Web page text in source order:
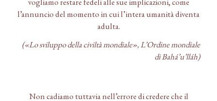
l’annuncio del momento in cui l’intera umanità diventa
adulta.
(«Lo sviluppo della civiltà mondiale», L’Ordine mondiale
di Bahá’u’lláh)
Non cadiamo tuttavia nell’errore di credere che il